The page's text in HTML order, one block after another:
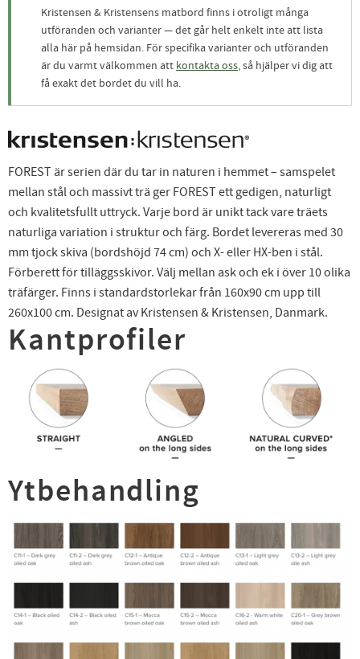
Kristensen & Kristensens matbord finns i otroligt många
utföranden och varianter — det går helt enkelt inte att lista
alla här på hemsidan. För specifika varianter och utföranden
är du varmt välkommen att kontakta oss, så hjälper vi dig att
få exakt det bordet du vill ha.
FOREST är serien där du tar in naturen i hemmet – samspelet
mellan stål och massivt trä ger FOREST ett gedigen, naturligt
och kvalitetsfullt uttryck. Varje bord är unikt tack vare träets
naturliga variation i struktur och färg. Bordet levereras med 30
mm tjock skiva (bordshöjd 74 cm) och X- eller HX-ben i stål.
Förberett för tilläggsskivor. Välj mellan ask och ek i över 10 olika
träfärger. Finns i standardstorlekar från 160x90 cm upp till
260x100 cm. Designat av Kristensen & Kristensen, Danmark.
Kantprofiler
Ytbehandling